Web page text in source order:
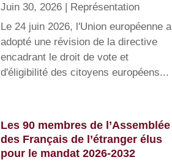
Juin 30, 2026| Représentation
Le 24 juin 2026, l'Union européenne a
adopté une révision de la directive
encadrant le droit de vote et
d'éligibilité des citoyens européens...
Les 90 membres de l’Assemblée
des Français de l’étranger élus
pour le mandat 2026-2032